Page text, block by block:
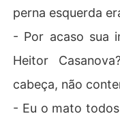
perna esquerda
- Por acaso sua
Heitor
cabeça, não
- Eu o mato